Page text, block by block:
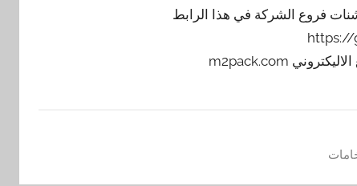
فروع الشركة في هذا الرابط
https://